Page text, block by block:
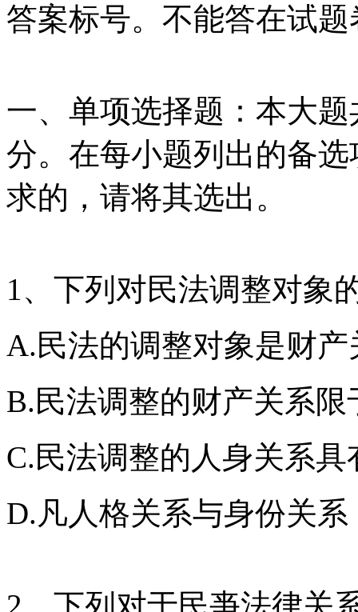
答案标号。不能答在试题
一、单项选择题：本大
分。在每小题列出的备
求的，请将其选出。
1、下列对民法调整对象
A.民法的调整对象是财
B.民法调整的财产关系
C.民法调整的人身关系具
D.凡人格关系与身份关
2、下列对于民亊法律关